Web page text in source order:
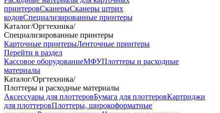
принтеровСканерыСканеры штрих
кодовСпециализированные принтеры
Каталог/Оргтехника/
Специализированные принтеры
Карточные принтерыЛенточные принтеры
Перейти в раздел
Кассовое оборудованиеМФУПлоттеры и расходные
материалы
Каталог/Оргтехника/
Плоттеры и расходные материалы
Аксессуары для плоттеровБумага для плоттеровКартриджи
для плоттеровПлоттеры, широкоформатные